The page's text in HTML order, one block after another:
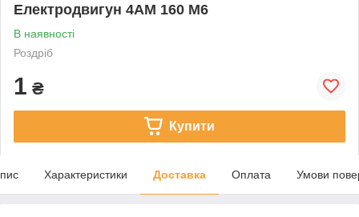
Електродвигун 4АМ 160 М6
В наявності
Роздріб
1 ₴
Купити
Характеристики Доставка Оплата Умови